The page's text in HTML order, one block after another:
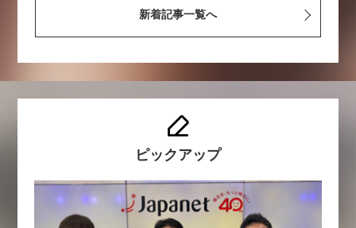
新着記事一覧へ
ピックアップ